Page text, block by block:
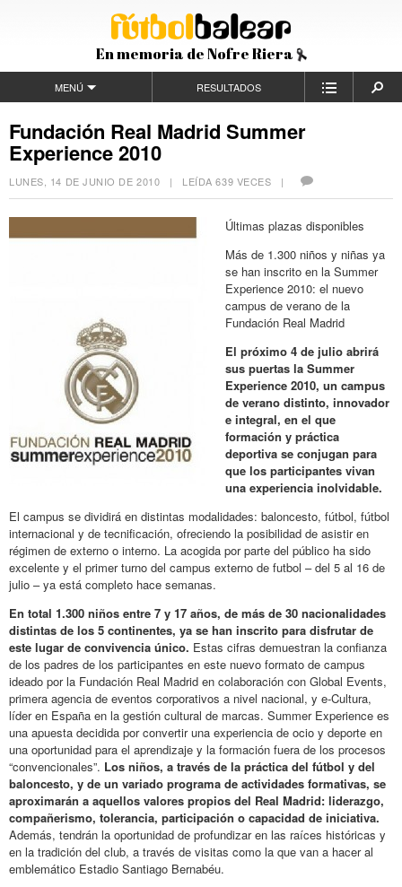
En memoria de Nofre Riera
MENÚ RESULTADOS
Fundación Real Madrid Summer
Experience 2010
LUNES, 14 DE JUNIO DE 2010 | LEÍDA 639 VECES |
Últimas plazas disponibles
Más de 1.300 niños y niñas ya
se han inscrito en la Summer
Experience 2010: el nuevo
campus de verano de la
Fundación Real Madrid
El próximo 4 de julio abrirá
sus puertas la Summer
Experience 2010, un campus
de verano distinto, innovador
e integral, en el que
formación y práctica
deportiva se conjugan para
que los participantes vivan
una experiencia inolvidable.
El campus se dividirá en distintas modalidades: baloncesto, fútbol, fútbol
internacional y de tecnificación, ofreciendo la posibilidad de asistir en
régimen de externo o interno. La acogida por parte del público ha sido
excelente y el primer turno del campus externo de futbol – del 5 al 16 de
julio – ya está completo hace semanas.
En total 1.300 niños entre 7 y 17 años, de más de 30 nacionalidades
distintas de los 5 continentes, ya se han inscrito para disfrutar de
este lugar de convivencia único. Estas cifras demuestran la confianza
de los padres de los participantes en este nuevo formato de campus
ideado por la Fundación Real Madrid en colaboración con Global Events,
primera agencia de eventos corporativos a nivel nacional, y e-Cultura,
líder en España en la gestión cultural de marcas. Summer Experience es
una apuesta decidida por convertir una experiencia de ocio y deporte en
una oportunidad para el aprendizaje y la formación fuera de los procesos
“convencionales”. Los niños, a través de la práctica del fútbol y del
baloncesto, y de un variado programa de actividades formativas, se
aproximarán a aquellos valores propios del Real Madrid: liderazgo,
compañerismo, tolerancia, participación o capacidad de iniciativa.
Además, tendrán la oportunidad de profundizar en las raíces históricas y
en la tradición del club, a través de visitas como la que van a hacer al
emblemático Estadio Santiago Bernabéu.